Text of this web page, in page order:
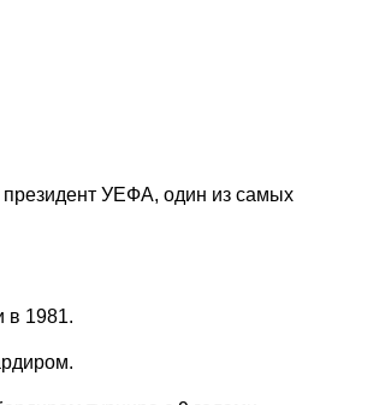
УЕФА, один из самых
в 1981.